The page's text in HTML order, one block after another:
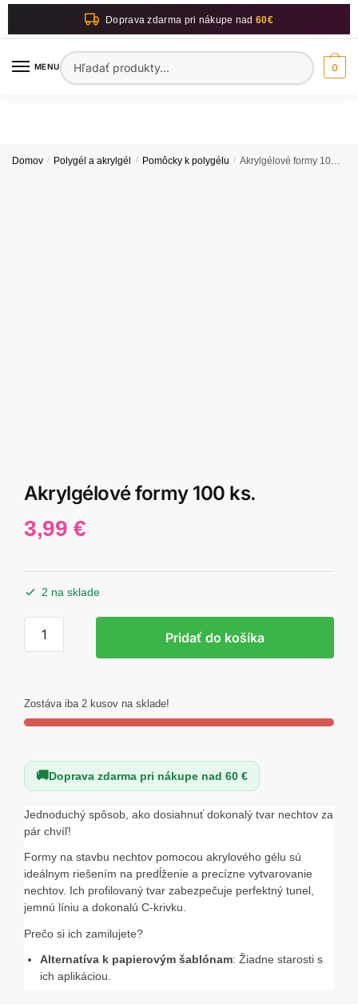
Skip
Skip
Doprava zdarma pri nákupe nad60€
MENUHľadať:
0
Domov / Polygél a akrylgél / Pomôcky k polygélu / Akrylgélové formy 100 ks.
Akrylgélové formy 100 ks.
3,99 €
Jednoduchý spôsob, ako dosiahnuť dokonalý tvar nechtov za
pár chvíľ!
Formy na stavbu nechtov pomocou akrylového gélu sú
ideálnym riešením na predĺženie a precízne vytvarovanie
nechtov. Ich profilovaný tvar zabezpečuje perfektný tunel,
jemnú líniu a dokonalú C-krivku.
Prečo si ich zamilujete?
Alternatíva k papierovým šablónam: Žiadne starosti s
ich aplikáciou.
2 na sklade
ks.
Pridať do košíka
Zostáva iba 2 kusov na sklade!
Doprava zdarma pri nákupe nad 60 €